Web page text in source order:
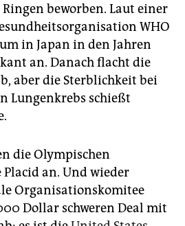
beworben. Laut einer
WHO
in Japan in den Jahren
an. Danach flacht die
aber die Sterblichkeit bei
Lungenkrebs schießt
die Olympischen
an. Und wieder
Organisationskomitee
Dollar schweren Deal mit